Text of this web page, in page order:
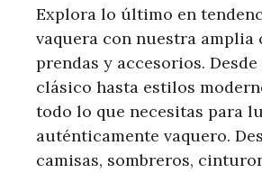
Explora lo último en
vaquera con nuestra amplia
prendas y accesorios.
clásico hasta estilos
todo lo que necesitas para
auténticamente vaquero.
camisas, sombreros,